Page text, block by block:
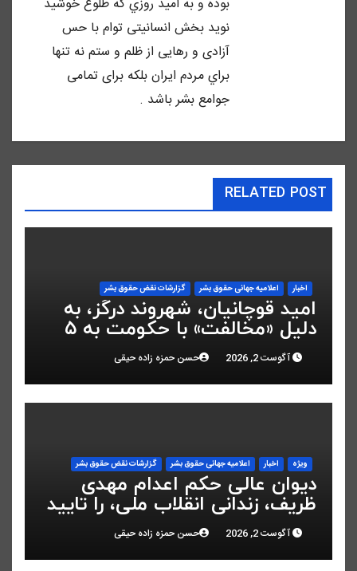
بوده و به اميد روزي كه طلوع خوشيد
نويد بخش انسانيتى توام با حس
آزادى و رهايى از ظلم و ستم نه تنها
براي مردم ايران بلكه براى تمامى
جوامع بشر باشد .
RELATED POST
اخبار اعلاميه جهانی حقوق بشر گزارشات نقض حقوق بشر
امید قوچانیان، شهروند درگز، به
دلیل «مخالفت» با حکومت به ۵
سال زندان محکوم شد
آگوست 2, 2026 حسن حمزه زاده حیقی
ویژه اخبار اعلاميه جهانی حقوق بشر گزارشات نقض حقوق بشر
دیوان عالی حکم اعدام مهدی
ظریف، زندانی انقلاب ملی، را تایید
کردآگوست 2, 2026 حسن حمزه زاده حیقی